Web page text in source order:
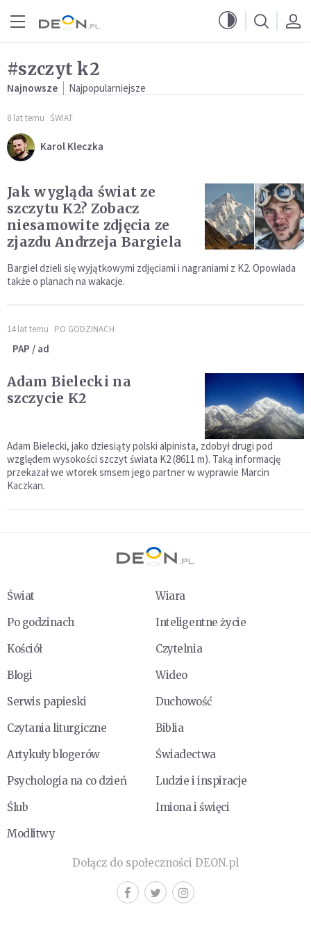
#szczyt k2
Najnowsze Najpopularniejsze
8 lat temu ŚWIAT
Karol Kleczka
Jak wygląda świat ze
szczytu K2? Zobacz
niesamowite zdjęcia ze
zjazdu Andrzeja Bargiela
Bargiel dzieli się wyjątkowymi zdjęciami i nagraniami z K2. Opowiada
także o planach na wakacje.
14 lat temu PO GODZINACH
PAP / ad
Adam Bielecki na
szczycie K2
Adam Bielecki, jako dziesiąty polski alpinista, zdobył drugi pod
względem wysokości szczyt świata K2 (8611 m). Taką informację
przekazał we wtorek smsem jego partner w wyprawie Marcin
Kaczkan.
Świat
Wiara
Po godzinach
Inteligentne życie
Kościół
Czytelnia
Blogi
Wideo
Serwis papieski
Duchowość
Czytania liturgiczne
Biblia
Artykuły blogerów
Świadectwa
Psychologia na co dzień
Ludzie i inspiracje
Ślub
Imiona i święci
Modlitwy
Dołącz do społeczności DEON.pl